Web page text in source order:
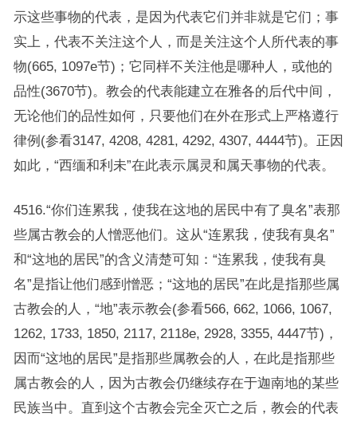
示这些事物的代表，是因为代表它们并非就是它们；事
实上，代表不关注这个人，而是关注这个人所代表的事
物(665, 1097e节)；它同样不关注他是哪种人，或他的
品性(3670节)。教会的代表能建立在雅各的后代中间，
无论他们的品性如何，只要他们在外在形式上严格遵行
律例(参看3147, 4208, 4281, 4292, 4307, 4444节)。正因
如此，“西缅和利未”在此表示属灵和属天事物的代表。
4516.“你们连累我，使我在这地的居民中有了臭名”表那
些属古教会的人憎恶他们。这从“连累我，使我有臭名”
和“这地的居民”的含义清楚可知：“连累我，使我有臭
名”是指让他们感到憎恶；“这地的居民”在此是指那些属
古教会的人，“地”表示教会(参看566, 662, 1066, 1067,
1262, 1733, 1850, 2117, 2118e, 2928, 3355, 4447节)，
因而“这地的居民”是指那些属教会的人，在此是指那些
属古教会的人，因为古教会仍继续存在于迦南地的某些
民族当中。直到这个古教会完全灭亡之后，教会的代表